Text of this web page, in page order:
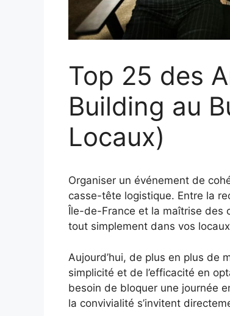
Top 25 des
Building au
Locaux)
Organiser un événement de
casse-tête logistique. Entre la
Île-de-France et la maîtrise des
tout simplement dans vos
Aujourd’hui, de plus en plus de
simplicité et de l’efficacité en
besoin de bloquer une journée
la convivialité s’invitent